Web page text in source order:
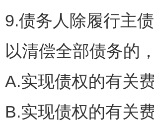
9.债务人除履行主
以清偿全部债务的
A.实现债权的有关
B.实现债权的有关